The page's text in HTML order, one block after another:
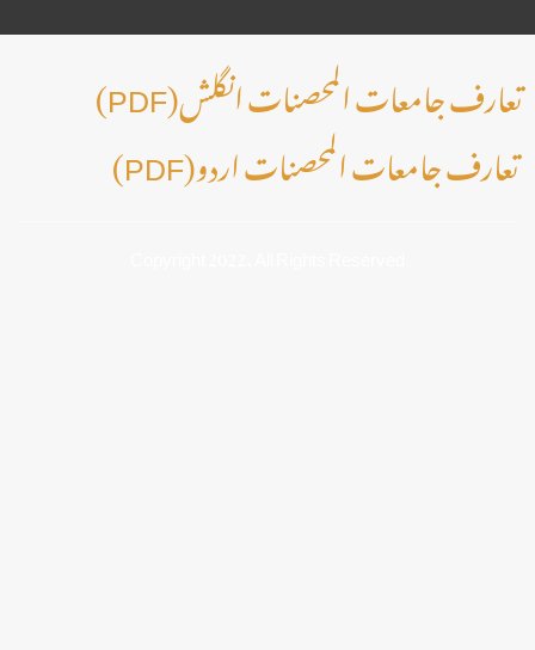
(PDF)تعارف جامعات المحصنات انگلش
(PDF)تعارف جامعات المحصنات اردو